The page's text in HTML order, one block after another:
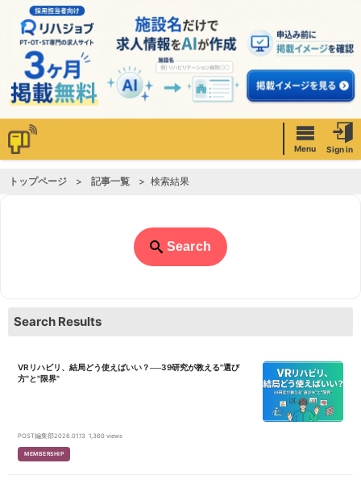
Menu Sign in
トップページ 記事一覧 検索結果
Search
Search Results
VRリハビリ、結局どう使えばいい？──39研究が教える"選び
方"と"限界"
POST編集部2026.01.13 1,360 views
MEMBERSHIP